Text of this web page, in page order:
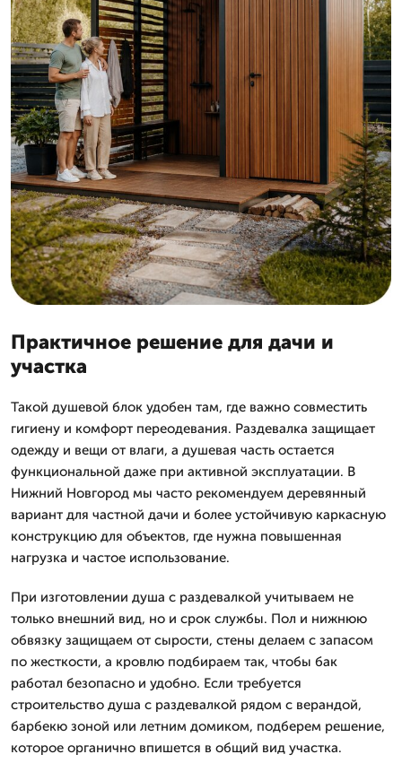
Практичное решение для дачи и
участка
Такой душевой блок удобен там, где важно совместить
гигиену и комфорт переодевания. Раздевалка защищает
одежду и вещи от влаги, а душевая часть остается
функциональной даже при активной эксплуатации. В
Нижний Новгород мы часто рекомендуем деревянный
вариант для частной дачи и более устойчивую каркасную
конструкцию для объектов, где нужна повышенная
нагрузка и частое использование.
При изготовлении душа с раздевалкой учитываем не
только внешний вид, но и срок службы. Пол и нижнюю
обвязку защищаем от сырости, стены делаем с запасом
по жесткости, а кровлю подбираем так, чтобы бак
работал безопасно и удобно. Если требуется
строительство душа с раздевалкой рядом с верандой,
барбекю зоной или летним домиком, подберем решение,
которое органично впишется в общий вид участка.